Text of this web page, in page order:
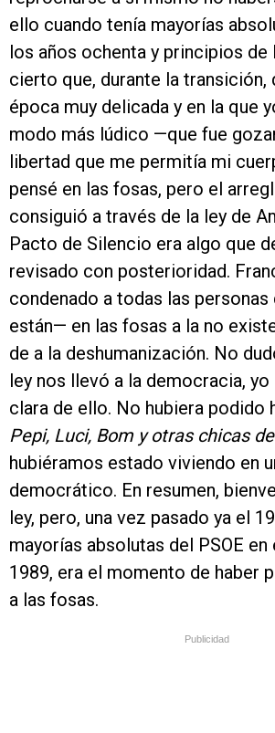
ello cuando tenía mayorías
los años ochenta y principios de
cierto que, durante la transición,
época muy delicada y en la que
modo más lúdico —que fue
libertad que me permitía mi
pensé en las fosas, pero el
consiguió a través de la ley de
Pacto de Silencio era algo que
revisado con posterioridad.
condenado a todas las
están— en las fosas a la no
de a la deshumanización. No
ley nos llevó a la democracia, yo
clara de ello. No hubiera podido
Pepi, Luci, Bom y otras chicas
hubiéramos estado viviendo en
democrático. En resumen,
ley, pero, una vez pasado ya el
mayorías absolutas del PSOE
1989, era el momento de haber
a las fosas.
Publicidad